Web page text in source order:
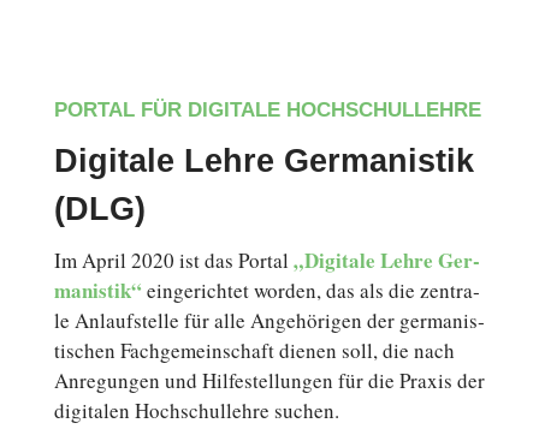
PORTAL FÜR DIGITALE HOCHSCHULLEHRE
Digitale Lehre Germanistik
(DLG)
Im April 2020 ist das Portal „Di­gi­ta­le Lehre Ger­
ma­nis­tik“ ein­ge­rich­tet worden, das als die zen­tra­
le An­lauf­stel­le für alle An­ge­hö­ri­gen der ger­ma­nis­
ti­schen Fach­ge­mein­schaft dienen soll, die nach
An­re­gun­gen und Hil­fe­stel­lun­gen für die Praxis der
di­gi­ta­len Hoch­schul­leh­re suchen.